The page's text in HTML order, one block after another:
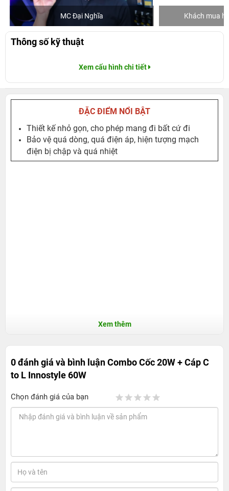
MC Đại Nghĩa Khách mua
Thông số kỹ thuật
Xem cấu hình chi tiết
ĐẶC ĐIỂM NỔI BẬT
Thiết kế nhỏ gọn, cho phép mang đi bất cứ đi
Bảo vệ quá dòng, quá điện áp, hiện tượng mạch
điện bị chập và quá nhiệt
Xem thêm
0 đánh giá và bình luậnCombo Cốc 20W + Cáp C
to L Innostyle 60W
Chọn đánh giá của bạn